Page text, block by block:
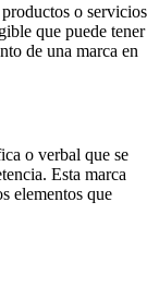
o servicios
que puede tener
de una marca en
o verbal que se
Esta marca
elementos que